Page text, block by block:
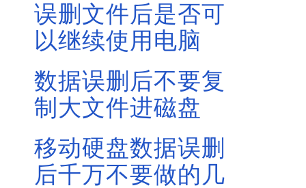
误删文件后是否可
以继续使用电脑
数据误删后不要复
制大文件进磁盘
移动硬盘数据误删
后千万不要做的几